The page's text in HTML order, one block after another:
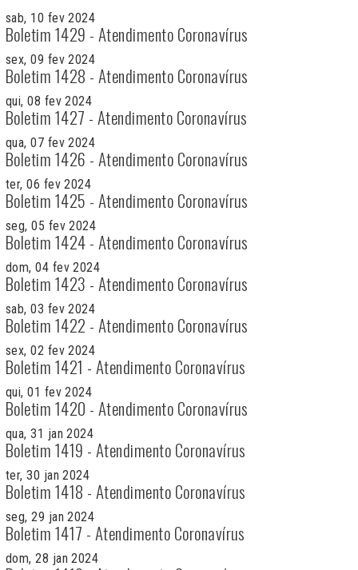
sab, 10 fev 2024
Boletim 1429 - Atendimento Coronavírus
sex, 09 fev 2024
Boletim 1428 - Atendimento Coronavírus
qui, 08 fev 2024
Boletim 1427 - Atendimento Coronavírus
qua, 07 fev 2024
Boletim 1426 - Atendimento Coronavírus
ter, 06 fev 2024
Boletim 1425 - Atendimento Coronavírus
seg, 05 fev 2024
Boletim 1424 - Atendimento Coronavírus
dom, 04 fev 2024
Boletim 1423 - Atendimento Coronavírus
sab, 03 fev 2024
Boletim 1422 - Atendimento Coronavírus
sex, 02 fev 2024
Boletim 1421 - Atendimento Coronavírus
qui, 01 fev 2024
Boletim 1420 - Atendimento Coronavírus
qua, 31 jan 2024
Boletim 1419 - Atendimento Coronavírus
ter, 30 jan 2024
Boletim 1418 - Atendimento Coronavírus
seg, 29 jan 2024
Boletim 1417 - Atendimento Coronavírus
dom, 28 jan 2024